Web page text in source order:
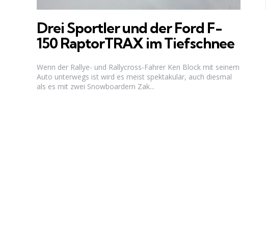
Drei Sportler und der Ford F-
150 RaptorTRAX im Tiefschnee
Wenn der Rallye- und Rallycross-Fahrer Ken Block mit seinem
Auto unterwegs ist wird es meist spektakulär, auch diesmal
als es mit zwei Snowboardern Zak...